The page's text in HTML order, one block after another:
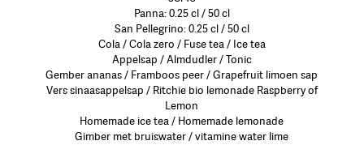
Panna: 0.25 cl / 50 cl
San Pellegrino: 0.25 cl / 50 cl
Cola / Cola zero / Fuse tea / Ice tea
Appelsap / Almdudler / Tonic
Gember ananas / Framboos peer / Grapefruit limoen sap
Vers sinaasappelsap / Ritchie bio lemonade Raspberry of
Lemon
Homemade ice tea / Homemade lemonade
Gimber met bruiswater / vitamine water lime